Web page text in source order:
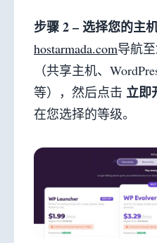
步骤 2 – 选择您的主机
hostarmada.com导航
（共享主机、
等），然后点击 立即
在您选择的等级。